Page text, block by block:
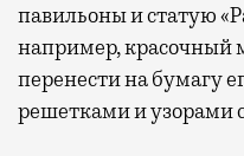
павильоны и статую
например, красочный
перенести на бумагу
решетками и узорами